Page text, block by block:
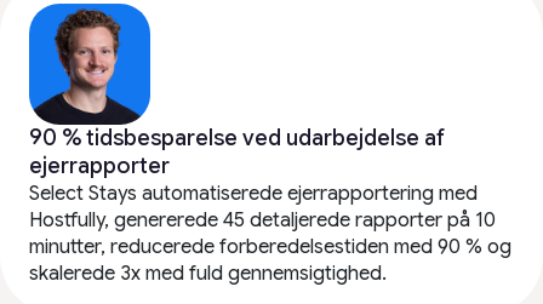
90 % tidsbesparelse ved udarbejdelse af
ejerrapporter
Select Stays automatiserede ejerrapportering med
Hostfully, genererede 45 detaljerede rapporter på 10
minutter, reducerede forberedelsestiden med 90 % og
skalerede 3x med fuld gennemsigtighed.